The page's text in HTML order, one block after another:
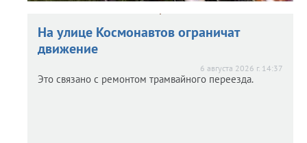
На улице Космонавтов ограничат
движение
6 августа 2026 г. 14:37
Это связано с ремонтом трамвайного переезда.